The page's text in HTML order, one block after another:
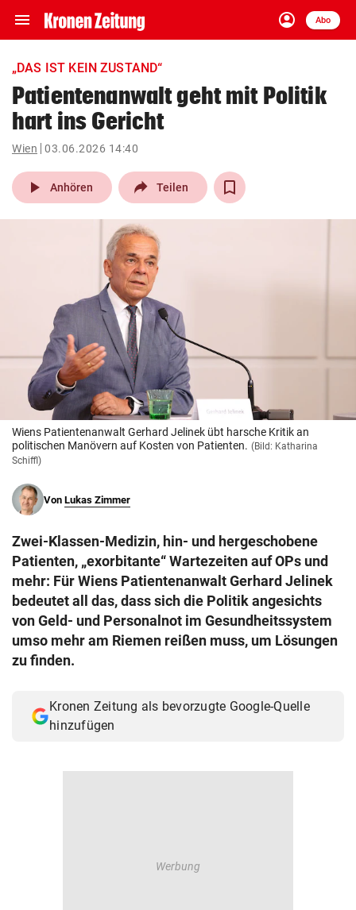
menu Navigation
ein-/ausklappen
account_circle
Anmelden
Abo
close Schließen
account_circle Anmelden
pin_drop
Wien arrow_right
bookmark
© Krone Multimedia GmbH & Co KG 2026
Muthgasse 2, 1190 Wien
„DAS IST KEIN ZUSTAND“
Patientenanwalt geht mit Politik
hart ins Gericht
Wien 03.06.2026 14:40
play_arrow Anhören Teilen
Wiens Patientenanwalt Gerhard Jelinek übt harsche Kritik an
politischen Manövern auf Kosten von Patienten. (Bild: Katharina
Schiffl)
Von Lukas Zimmer
Zwei-Klassen-Medizin, hin- und hergeschobene
Patienten, „exorbitante“ Wartezeiten auf OPs und
mehr: Für Wiens Patientenanwalt Gerhard Jelinek
bedeutet all das, dass sich die Politik angesichts
von Geld- und Personalnot im Gesundheitssystem
umso mehr am Riemen reißen muss, um Lösungen
zu finden.
Kronen Zeitung als bevorzugte Google-Quelle
hinzufügen